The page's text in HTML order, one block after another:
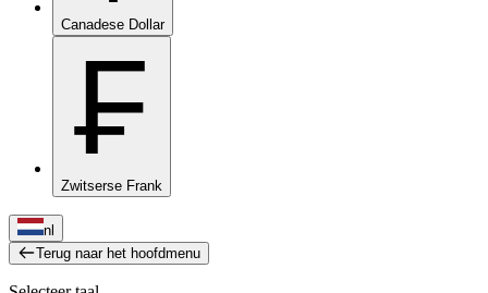
Canadese Dollar
₣
Zwitserse Frank
nl
Terug naar het hoofdmenu